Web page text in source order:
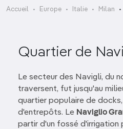
Accueil Europe Italie Milan
Quartier de
Le secteur des Navigli, du
traversent, fut jusqu'au
quartier populaire de
d'entrepôts. Le Naviglio
partir d'un fossé d'irrigation